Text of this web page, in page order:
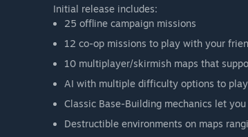
Initial release includes:
25 offline campaign missions
12 co-op missions to play with your
10 multiplayer/skirmish maps that
AI with multiple difficulty options to
Classic Base-Building mechanics let
Destructible environments on maps